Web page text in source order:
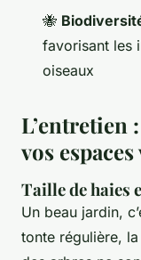
🐝
favorisant les
oiseaux
L’entretien
vos
Taille de haies
Un beau jardin,
tonte régulière, la